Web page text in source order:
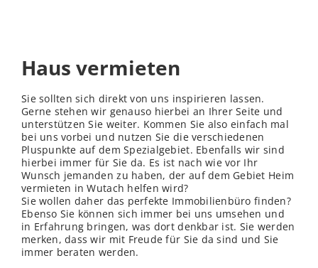
Haus vermieten
Sie sollten sich direkt von uns inspirieren lassen.
Gerne stehen wir genauso hierbei an Ihrer Seite und
unterstützen Sie weiter. Kommen Sie also einfach mal
bei uns vorbei und nutzen Sie die verschiedenen
Pluspunkte auf dem Spezialgebiet. Ebenfalls wir sind
hierbei immer für Sie da. Es ist nach wie vor Ihr
Wunsch jemanden zu haben, der auf dem Gebiet Heim
vermieten in Wutach helfen wird?
Sie wollen daher das perfekte Immobilienbüro finden?
Ebenso Sie können sich immer bei uns umsehen und
in Erfahrung bringen, was dort denkbar ist. Sie werden
merken, dass wir mit Freude für Sie da sind und Sie
immer beraten werden.